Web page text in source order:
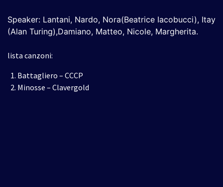
Speaker: Lantani, Nardo, Nora(Beatrice Iacobucci), Itay
(Alan Turing),Damiano, Matteo, Nicole, Margherita.
lista canzoni:
Battagliero – CCCP
Minosse – Clavergold